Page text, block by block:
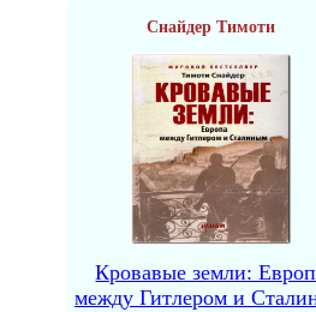
Снайдер Тимоти
Кровавые земли:
между Гитлером и